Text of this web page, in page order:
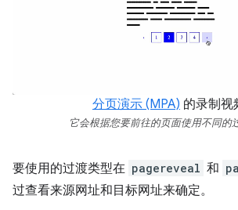
分页演示 (MPA) 的录制视
它会根据您要前往的页面使用不同的
要使用的过渡类型在 pagereveal 和
过查看来源网址和目标网址来确定。